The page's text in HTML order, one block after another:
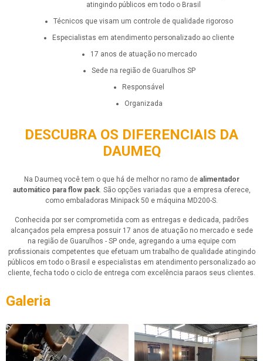
atingindo públicos em todo o Brasil
técnicos que visam um controle de qualidade rigoroso
especialistas em atendimento personalizado ao cliente
17 anos de atuação no mercado
sede na região de Guarulhos SP
responsável
organizada
DESCUBRA OS DIFERENCIAIS DA
DAUMEQ
Na Daumeq você tem o que há de melhor no ramo de alimentador
automático para flow pack. São opções variadas que a empresa oferece,
como embaladoras Minipack 50 e máquina MD200-S.
Conhecida por ser comprometida com as entregas e dedicada, padrões
alcançados pela empresa possuir 17 anos de atuação no mercado e sede
na região de Guarulhos - SP onde, agregando a uma equipe com
profissionais competentes que efetuam um trabalho de qualidade atingindo
públicos em todo o Brasil e especialistas em atendimento personalizado ao
cliente, fecha todo o ciclo de entrega com excelência paraos seus clientes.
Galeria